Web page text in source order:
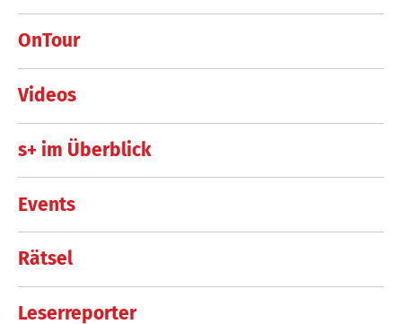
OnTour
Videos
s+ im Überblick
Events
Rätsel
Leserreporter